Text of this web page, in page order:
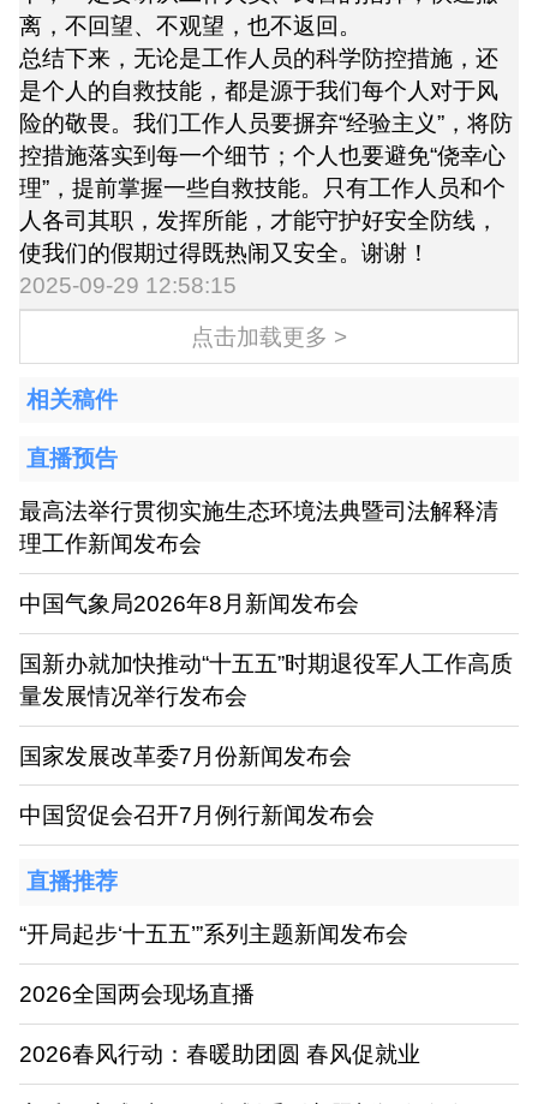
离，不回望、不观望，也不返回。
总结下来，无论是工作人员的科学防控措施，还
是个人的自救技能，都是源于我们每个人对于风
险的敬畏。我们工作人员要摒弃“经验主义”，将防
控措施落实到每一个细节；个人也要避免“侥幸心
理”，提前掌握一些自救技能。只有工作人员和个
人各司其职，发挥所能，才能守护好安全防线，
使我们的假期过得既热闹又安全。谢谢！
2025-09-29 12:58:15
点击加载更多 >
相关稿件
直播预告
最高法举行贯彻实施生态环境法典暨司法解释清
理工作新闻发布会
中国气象局2026年8月新闻发布会
国新办就加快推动“十五五”时期退役军人工作高质
量发展情况举行发布会
国家发展改革委7月份新闻发布会
中国贸促会召开7月例行新闻发布会
直播推荐
“开局起步‘十五五’”系列主题新闻发布会
2026全国两会现场直播
2026春风行动：春暖助团圆 春风促就业